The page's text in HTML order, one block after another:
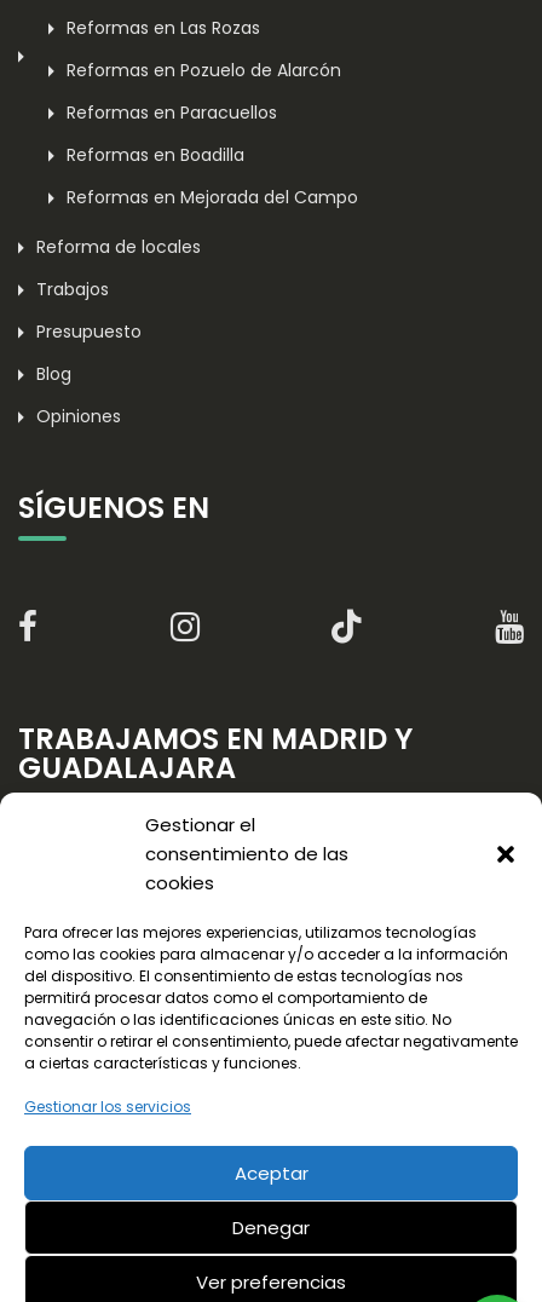
Gestionar el
consentimiento de las
cookies
Para ofrecer las mejores experiencias, utilizamos tecnologías
como las cookies para almacenar y/o acceder a la información
del dispositivo. El consentimiento de estas tecnologías nos
permitirá procesar datos como el comportamiento de
navegación o las identificaciones únicas en este sitio. No
consentir o retirar el consentimiento, puede afectar negativamente
a ciertas características y funciones.
Gestionar los servicios
Aceptar
Denegar
Ver preferencias
¡LLama ya!
91 656 78 90
Reformas en Las Rozas
Reformas en Pozuelo de Alarcón
Reformas en Paracuellos
Reformas en Boadilla
Reformas en Mejorada del Campo
Reforma de locales
Trabajos
Presupuesto
Blog
Opiniones
SÍGUENOS EN
TRABAJAMOS EN MADRID Y
GUADALAJARA
© 2024 Todos los derechos reservados
Aviso legal
Política de privacidad
Política de cookies